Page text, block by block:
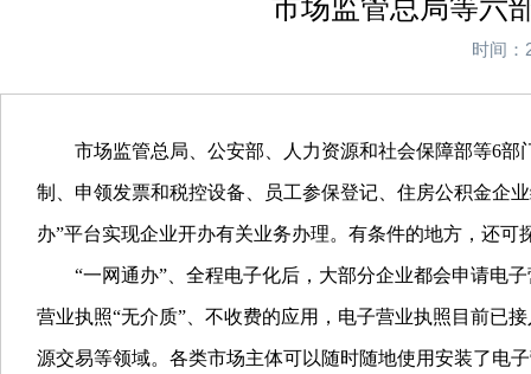
市场监管总局等六
时间：
市场监管总局、公安部、人力资源和社会保障部等6
制、申领发票和税控设备、员工参保登记、住房公积金企
办”平台实现企业开办有关业务办理。有条件的地方，还
“一网通办”、全程电子化后，大部分企业都会申请电
营业执照“无介质”、不收费的应用，电子营业执照目前已
源交易等领域。各类市场主体可以随时随地使用安装了电